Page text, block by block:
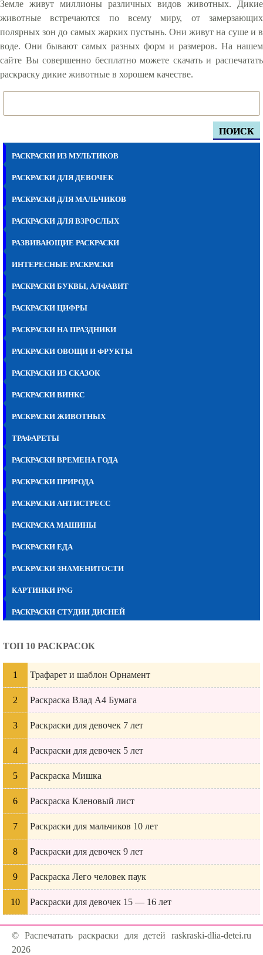
ПОИСК
РАСКРАСКИ ИЗ МУЛЬТИКОВ
РАСКРАСКИ ДЛЯ ДЕВОЧЕК
РАСКРАСКИ ДЛЯ МАЛЬЧИКОВ
РАСКРАСКИ ДЛЯ ВЗРОСЛЫХ
РАЗВИВАЮЩИЕ РАСКРАСКИ
ИНТЕРЕСНЫЕ РАСКРАСКИ
РАСКРАСКИ БУКВЫ, АЛФАВИТ
РАСКРАСКИ ЦИФРЫ
РАСКРАСКИ НА ПРАЗДНИКИ
РАСКРАСКИ ОВОЩИ И ФРУКТЫ
РАСКРАСКИ ИЗ СКАЗОК
РАСКРАСКИ ВИНКС
РАСКРАСКИ ЖИВОТНЫХ
ТРАФАРЕТЫ
РАСКРАСКИ ВРЕМЕНА ГОДА
РАСКРАСКИ ПРИРОДА
РАСКРАСКИ АНТИСТРЕСС
РАСКРАСКА МАШИНЫ
РАСКРАСКИ ЕДА
РАСКРАСКИ ЗНАМЕНИТОСТИ
КАРТИНКИ PNG
РАСКРАСКИ СТУДИИ ДИСНЕЙ
ТОП 10 РАСКРАСОК
Трафарет и шаблон Орнамент
Раскраска Влад А4 Бумага
Раскраски для девочек 7 лет
Раскраски для девочек 5 лет
Раскраска Мишка
Раскраска Кленовый лист
Раскраски для мальчиков 10 лет
Раскраски для девочек 9 лет
Раскраска Лего человек паук
Раскраски для девочек 15 — 16 лет
Земле живут миллионы различных видов животных. Дикие
животные встречаются по всему миру, от замерзающих
полярных зон до самых жарких пустынь. Они живут на суше и в
воде. Они бывают самых разных форм и размеров. На нашем
сайте Вы совершенно бесплатно можете скачать и распечатать
раскраску дикие животные в хорошем качестве.
© Распечатать раскраски для детей raskraski-dlia-detei.ru
2026